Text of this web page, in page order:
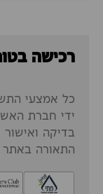
רכישה
כל אמצעי
ידי חברת
בדיקה ואישור
התאורה באתר